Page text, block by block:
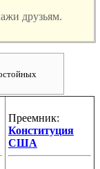
друзьям.
Преемник:
Конституция
США